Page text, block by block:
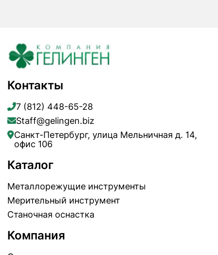
Контакты
7 (812) 448-65-28
Staff@gelingen.biz
Санкт-Петербург, улица Мельничная д. 14,
офис 106
Каталог
Металлорежущие инструменты
Мерительный инструмент
Станочная оснастка
Компания